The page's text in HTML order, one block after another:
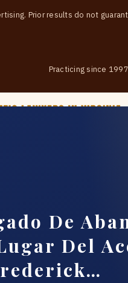
Prior results do not
Practicing since 1997
De
Del